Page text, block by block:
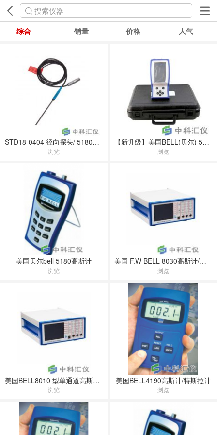
搜索仪器
综合 销量 价格 人气
STD18-0404 径向探头/ 5180径向探头
浏览
【新升级】美国BELL(贝尔) 5270/5280霍尔效应便携式触摸屏高斯计(5170/5180替代型号)
浏览
美国贝尔bell 5180高斯计
浏览
美国 F.W BELL 8030高斯计/特斯拉计
浏览
美国BELL8010 型单通道高斯计/特斯拉计
浏览
美国BELL4190高斯计/特斯拉计
浏览